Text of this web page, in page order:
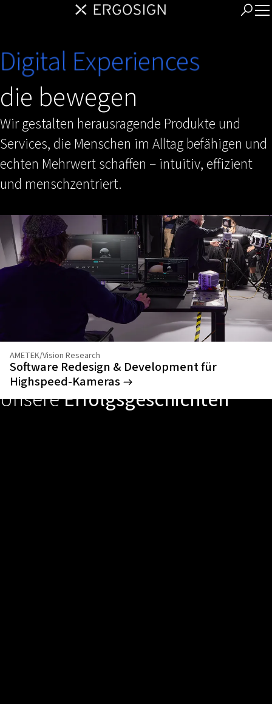
Digital Experiences
die bewegen
Wir gestalten herausragende Produkte und
Services, die Menschen im Alltag befähigen und
echten Mehrwert schaffen – intuitiv, effizient
und menschzentriert.
AMETEK/Vision Research
Software Redesign & Development für
Highspeed-Kameras
UnsereErfolgsgeschichten